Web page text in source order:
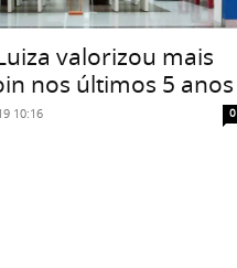
valorizou mais
nos últimos 5 anos
10:16 0